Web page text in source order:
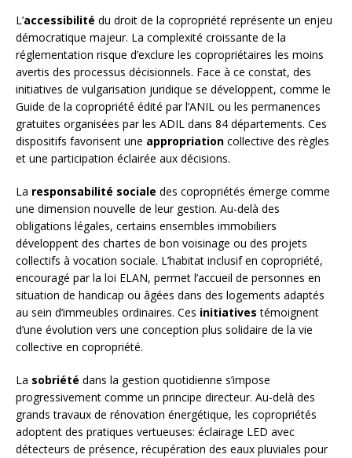
L’accessibilité du droit de la copropriété représente un enjeu
démocratique majeur. La complexité croissante de la
réglementation risque d’exclure les copropriétaires les moins
avertis des processus décisionnels. Face à ce constat, des
initiatives de vulgarisation juridique se développent, comme le
Guide de la copropriété édité par l’ANIL ou les permanences
gratuites organisées par les ADIL dans 84 départements. Ces
dispositifs favorisent une appropriation collective des règles
et une participation éclairée aux décisions.
La responsabilité sociale des copropriétés émerge comme
une dimension nouvelle de leur gestion. Au-delà des
obligations légales, certains ensembles immobiliers
développent des chartes de bon voisinage ou des projets
collectifs à vocation sociale. L’habitat inclusif en copropriété,
encouragé par la loi ELAN, permet l’accueil de personnes en
situation de handicap ou âgées dans des logements adaptés
au sein d’immeubles ordinaires. Ces initiatives témoignent
d’une évolution vers une conception plus solidaire de la vie
collective en copropriété.
La sobriété dans la gestion quotidienne s’impose
progressivement comme un principe directeur. Au-delà des
grands travaux de rénovation énergétique, les copropriétés
adoptent des pratiques vertueuses: éclairage LED avec
détecteurs de présence, récupération des eaux pluviales pour